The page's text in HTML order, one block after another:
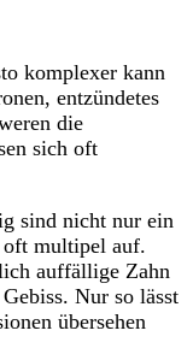
komplexer kann
entzündetes
die
sich oft
sind nicht nur ein
multipel auf.
auffällige Zahn
Nur so lässt
übersehen